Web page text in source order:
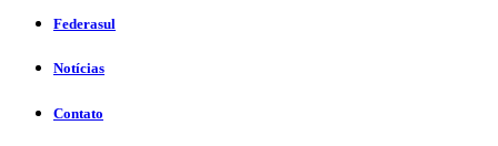
Federasul
Notícias
Contato